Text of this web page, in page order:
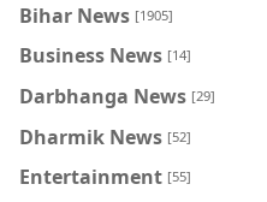
Bihar News [1905]
Business News [14]
Darbhanga News [29]
Dharmik News [52]
Entertainment [55]